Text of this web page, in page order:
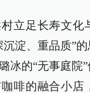
立足长寿文化
沉淀、重品质”
冰的“无事庭院
啡的融合小店